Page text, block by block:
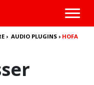
›AUDIO PLUGINS › HOFA